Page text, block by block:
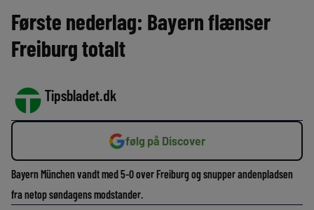
Første nederlag: Bayern flænser
Freiburg totalt
Tipsbladet.dk
følg på Discover
Bayern München vandt med 5-0 over Freiburg og snupper andenpladsen
fra netop søndagens modstander.